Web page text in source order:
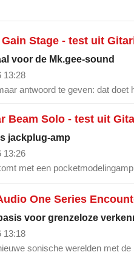
Gain Stage - test uit
voor de Mk.gee-sound
13:28
antwoord te geven: dat doet
Beam Solo - test uit
jackplug-amp
13:26
met een
One Series
voor grenzeloze
13:18
sonische werelden met